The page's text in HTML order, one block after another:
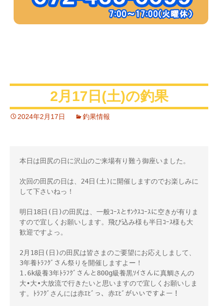
2月17日(土)の釣果
2024年2月17日 釣果情報
本日は田尻の日に沢山のご来場有り難う御座いました。
次回の田尻の日は、24日(土)に開催しますのでお楽しみに
して下さいねっ！
明日18日(日)の田尻は、一般ｺｰｽとｻﾝｸｽｺｰｽに空きが有りま
すので宜しくお願いします。飛び込み様も半日ｺｰｽ様も大
歓迎ですよっ。
2月18日(日)の田尻は皆さまのご要望にお応えしまして、
3年養ﾄﾗﾌｸﾞさん祭りを開催しますよー！
1.6k級養3年ﾄﾗﾌｸﾞさんと800g級養黒ｿｲさんに真鯛さんの
大•大•大放流で行きたいと思いますので宜しくお願いしま
す。ﾄﾗﾌｸﾞさんには赤ｴﾋﾞっ、赤ｴﾋﾞがいいですよー！